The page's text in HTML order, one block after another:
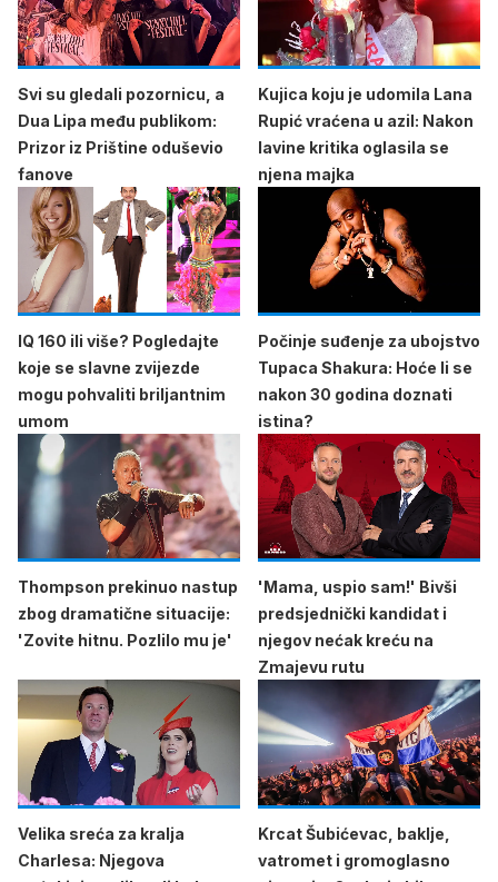
Svi su gledali pozornicu, a
Dua Lipa među publikom:
Prizor iz Prištine oduševio
fanove
Kujica koju je udomila Lana
Rupić vraćena u azil: Nakon
lavine kritika oglasila se
njena majka
IQ 160 ili više? Pogledajte
koje se slavne zvijezde
mogu pohvaliti briljantnim
umom
Počinje suđenje za ubojstvo
Tupaca Shakura: Hoće li se
nakon 30 godina doznati
istina?
Thompson prekinuo nastup
zbog dramatične situacije:
'Zovite hitnu. Pozlilo mu je'
'Mama, uspio sam!' Bivši
predsjednički kandidat i
njegov nećak kreću na
Zmajevu rutu
Velika sreća za kralja
Charlesa: Njegova
Krcat Šubićevac, baklje,
vatromet i gromoglasno